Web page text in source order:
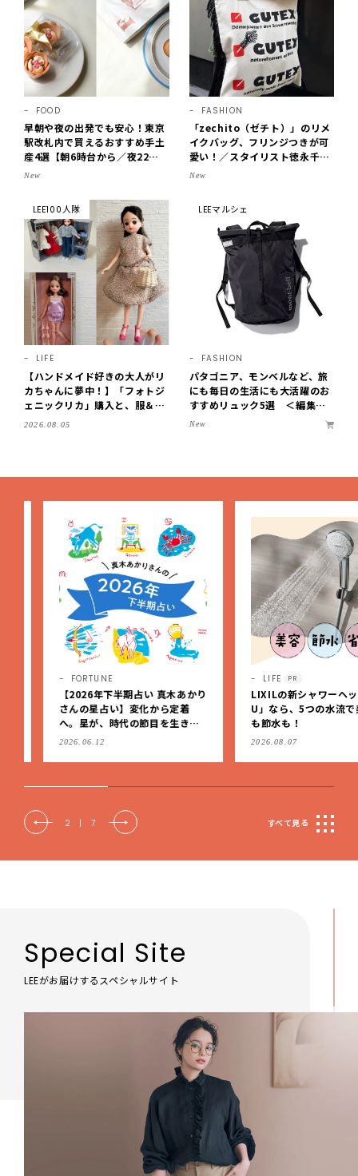
FOOD
早朝や夜の出発でも安心！東京
駅改札内で買えるおすすめ手土
産4選【朝6時台から／夜22時
まで営業】
New
FASHION
「zechito（ゼチト）」のリメ
イクバッグ、フリンジつきが可
愛い！／スタイリスト徳永千夏
さん【おやこども名品】
New
LEE100人隊
LIFE
【ハンドメイド好きの大人がリ
カちゃんに夢中！】「フォトジ
ェニックリカ」購入と、服＆ク
ローゼットの手づくり実例をご
2026.08.05
LEEマルシェ
FASHION
パタゴニア、モンベルなど、旅
にも毎日の生活にも大活躍のお
すすめリュック5選 ＜編集部
セレクト＞【LEEマルシェ】
New
FORTUNE
【2026年下半期占い 真木あかり
さんの星占い】変化から定着
へ。星が、時代の節目を生きる
私たちを導く
2026.06.12
LIFE PR
LIXILの新シャワーヘッド
U」なら、5つの水流で美
も節水も！
2026.08.07
2 | 7 すべて見る
Special Site
LEEがお届けするスペシャルサイト